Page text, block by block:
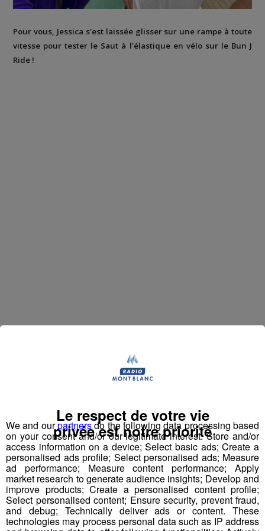
Pour vous, Jessica s'est laissée glisser sur une rampe à toute
vitesse pour tester le Saut à l'élastique en vélo sur le Bun J
Ride !
Jean-François Michelin est un
commencé par travailler en station de skis. Il a ensuite
avec plus de70 000 sauts à son actif. Il a eu l'idée d'un
tremplin de saut à l'élastiquerévolutionnaire en 2008
et a créé leBun J Rideen 2009.
Bun JQuoi ?
Le nomBun J Rideest inspiré de la prononciation
anglaise dusaut à l'élastique("bungee" ou "bungy")
auquel s'ajoute le "ride" du mouvement et de la liberté,
avec au milieu le "J" de Jeff, son inventeur.
We and ourpartnersdo the following data processing based
on your consent and/or our legitimate interest: Store and/or
access information on a device; Select basic ads; Create a
personalised ads profile; Select personalised ads; Measure
ad performance; Measure content performance; Apply
market research to generate audience insights; Develop and
improve products; Create a personalised content profile;
Select personalised content; Ensure security, prevent fraud,
and debug; Technically deliver ads or content. These
technologies may process personal data such as IP address
Le respect de votre vie
privée est notre priorité